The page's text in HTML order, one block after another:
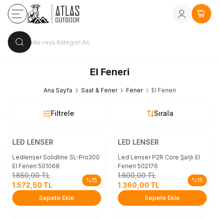
Kayıt Ol veya
El Feneri
Ana Sayfa Saat & Fener Fener El Feneri
Filtrele Sırala
Beden
STD
Sepete Ekle
LED LENSER
Ledlenser Solidline SL-Pro300
El Feneri 501068
1.850,00TL
1.572,50 TL
%15
Sepete Ekle
Beden
STD
Sepete Ekle
LED LENSER
Led Lenser P2R Core Şarjlı El
Feneri 502176
1.600,00TL
1.360,00 TL
%15
Sepete Ekle